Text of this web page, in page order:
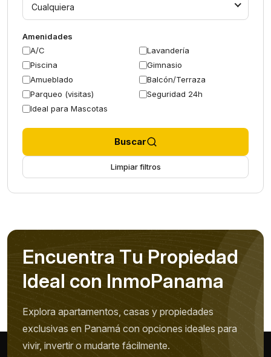
Cualquiera
Amenidades
A/C
Lavandería
Piscina
Gimnasio
Amueblado
Balcón/Terraza
Parqueo (visitas)
Seguridad 24h
Ideal para Mascotas
Buscar
Limpiar filtros
Encuentra Tu Propiedad
Ideal con InmoPanama
Explora apartamentos, casas y propiedades
exclusivas en Panamá con opciones ideales para
vivir, invertir o mudarte fácilmente.